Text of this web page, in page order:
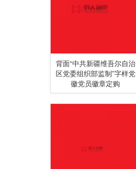
背面“中共新疆维吾尔自治
区党委组织部监制”字样党
徽党员徽章定购